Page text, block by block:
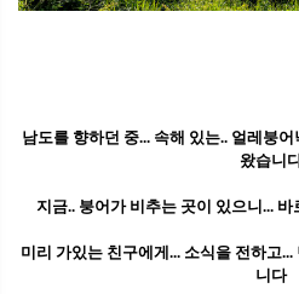
남도를 향하던 중... 속해 있는.. 얼레붕
왔습니
지금.. 붕어가 비추는 곳이 있으니...
미리 가있는 친구에게... 소식을 전하고
니다